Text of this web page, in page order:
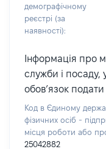
демографічному
реєстрі (за
наявності):
Інформація про
служби і посаду,
обов’язок
Код в Єдиному
фізичних осіб -
місця роботи або
25042882